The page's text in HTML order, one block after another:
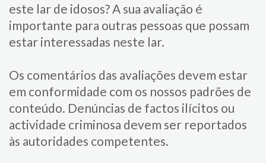
este lar de idosos?​ ​A sua avaliação é
importante para​ outras pessoas que possam
estar interessadas neste lar.
Os comentários das avaliações devem estar
em conformidade com os nossos padrões de
conteúdo. Denúncias de factos ilícitos ou
actividade criminosa devem ser reportados
às autoridades competentes.